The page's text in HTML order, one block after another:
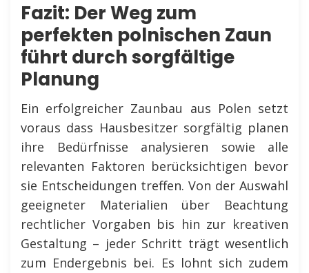
Fazit: Der Weg zum
perfekten polnischen Zaun
führt durch sorgfältige
Planung
Ein erfolgreicher Zaunbau aus Polen setzt
voraus dass Hausbesitzer sorgfältig planen
ihre Bedürfnisse analysieren sowie alle
relevanten Faktoren berücksichtigen bevor
sie Entscheidungen treffen. Von der Auswahl
geeigneter Materialien über Beachtung
rechtlicher Vorgaben bis hin zur kreativen
Gestaltung – jeder Schritt trägt wesentlich
zum Endergebnis bei. Es lohnt sich zudem